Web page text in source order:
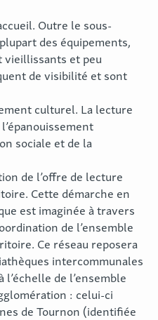
Outre le sous-
des équipements,
vieillissants et peu
de visibilité et sont
culturel. La lecture
sociale et de la
de l’offre de lecture
Cette démarche en
est imaginée à travers
de l’ensemble
Ce réseau reposera
intercommunales
de l’ensemble
: celui-ci
de Tournon (identifiée